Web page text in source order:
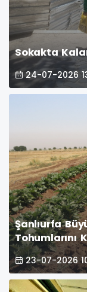
Sokakta
24-07-2026
Şanlıurfa
Tohumlarını
23-07-2026